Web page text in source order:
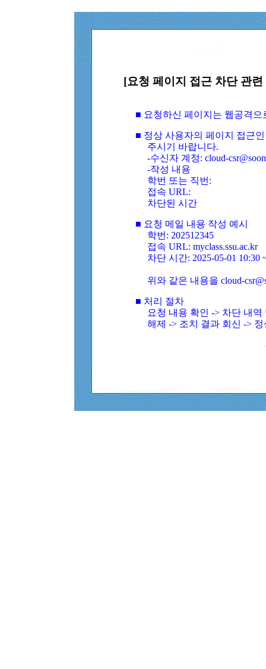
[요청 페이지 접근 차단 관
■ 요청하신 페이지는 웹공격
■ 정상 사용자의 페이지 접근
주시기 바랍니다.
-수신자 계정: cloud-
-작성 내용
학번 또는 직번:
접속 URL:
차단된 시간
■ 요청 메일 내용 작성 예시
학번: 202512345
접속 URL: myclass.ssu.ac.kr
차단 시간: 2025-05-01 10:30
위와 같은 내용을 cloud-
■ 처리 절차
요청 내용 확인 -> 차단 내
해제 -> 조치 결과 회신 ->